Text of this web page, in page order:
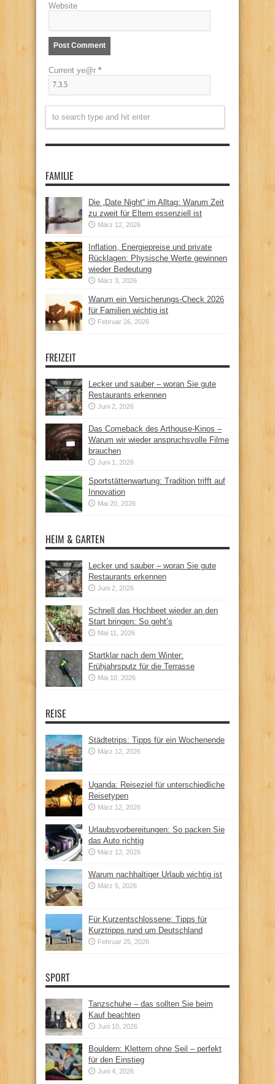
Website
Current ye@r *
FAMILIE
Die „Date Night“ im Alltag: Warum Zeit
zu zweit für Eltern essenziell ist
März 12, 2026
Inflation, Energiepreise und private
Rücklagen: Physische Werte gewinnen
wieder Bedeutung
März 3, 2026
Warum ein Versicherungs-Check 2026
für Familien wichtig ist
Februar 26, 2026
FREIZEIT
Lecker und sauber – woran Sie gute
Restaurants erkennen
Juni 2, 2026
Das Comeback des Arthouse-Kinos –
Warum wir wieder anspruchsvolle Filme
brauchen
Juni 1, 2026
Sportstättenwartung: Tradition trifft auf
Innovation
Mai 20, 2026
HEIM & GARTEN
Lecker und sauber – woran Sie gute
Restaurants erkennen
Juni 2, 2026
Schnell das Hochbeet wieder an den
Start bringen: So geht’s
Mai 11, 2026
Startklar nach dem Winter:
Frühjahrsputz für die Terrasse
Mai 10, 2026
REISE
Städtetrips: Tipps für ein Wochenende
März 12, 2026
Uganda: Reiseziel für unterschiedliche
Reisetypen
März 12, 2026
Urlaubsvorbereitungen: So packen Sie
das Auto richtig
März 12, 2026
Warum nachhaltiger Urlaub wichtig ist
März 5, 2026
Für Kurzentschlossene: Tipps für
Kurztripps rund um Deutschland
Februar 25, 2026
SPORT
Tanzschuhe – das sollten Sie beim
Kauf beachten
Juni 10, 2026
Bouldern: Klettern ohne Seil – perfekt
für den Einstieg
Juni 4, 2026